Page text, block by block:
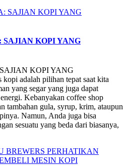
KOPI YANG
KOPI YANG
adalah pilihan tepat saat kita
yang segar yang juga dapat
Kebanyakan coffee shop
tambahan gula, syrup, krim, ataupun
Namun, Anda juga bisa
sesuatu yang beda dari biasanya,